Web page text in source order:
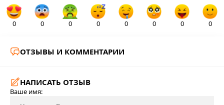
0 0 0 0 0 0 0 0
ОТЗЫВЫ И КОММЕНТАРИИ
НАПИСАТЬ ОТЗЫВ
Ваше имя: